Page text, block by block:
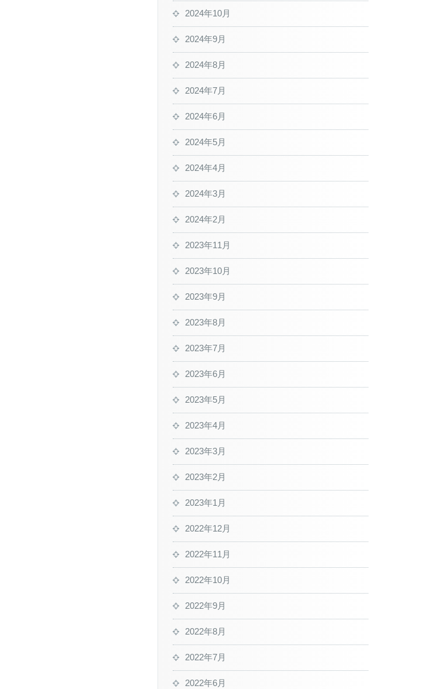
2024年10月
2024年9月
2024年8月
2024年7月
2024年6月
2024年5月
2024年4月
2024年3月
2024年2月
2023年11月
2023年10月
2023年9月
2023年8月
2023年7月
2023年6月
2023年5月
2023年4月
2023年3月
2023年2月
2023年1月
2022年12月
2022年11月
2022年10月
2022年9月
2022年8月
2022年7月
2022年6月